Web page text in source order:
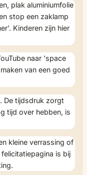
plak aluminiumfolie
stop een zaklamp
Kinderen zijn hier
naar 'space
van een goed
De tijdsdruk zorgt
tijd over hebben, is
kleine verrassing of
is bij